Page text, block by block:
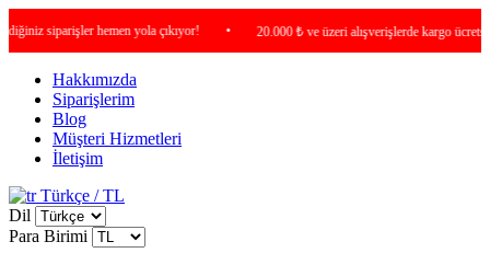
siparişler hemen yola çıkıyor! • 20.000 ₺ ve üzeri alışverişlerde kargo ücretsiz !
Hakkımızda
Siparişlerim
Blog
Müşteri Hizmetleri
İletişim
Türkçe / TL
Dil
Para Birimi